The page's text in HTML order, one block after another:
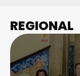
REGIONAL